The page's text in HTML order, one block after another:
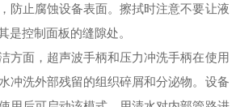
防止腐蚀设备表面。擦拭时注意不要让液
是控制面板的缝隙处。
方面，超声波手柄和压力冲洗手柄在使用
冲洗外部残留的组织碎屑和分泌物。设备